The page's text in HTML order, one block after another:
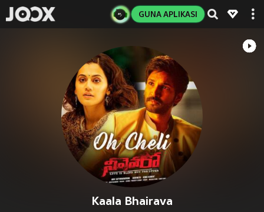
GUNA APLIKASI
Kaala Bhairava